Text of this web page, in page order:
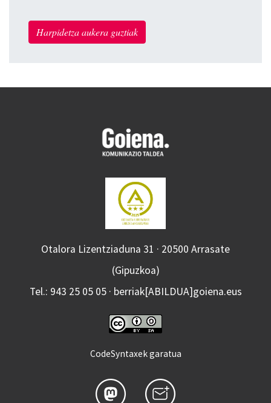
Harpidetza aukera guztiak
Otalora Lizentziaduna 31 · 20500 Arrasate
(Gipuzkoa)
Tel.: 943 25 05 05 · berriak[ABILDUA]goiena.eus
CodeSyntaxek garatua